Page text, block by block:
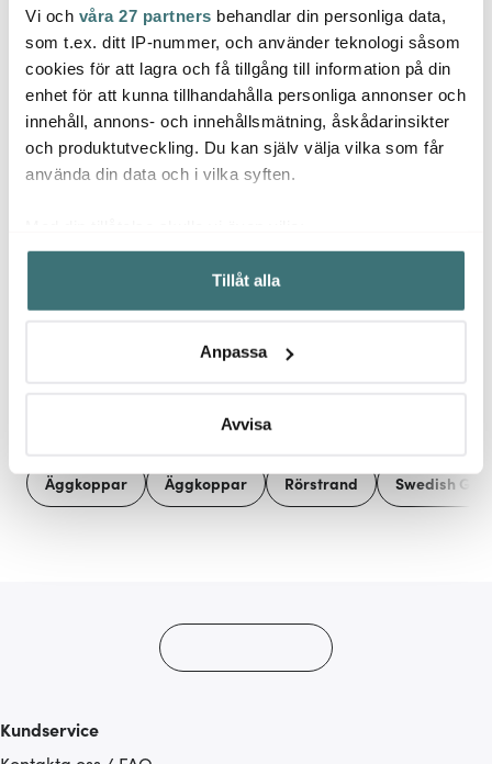
Vi och våra 27 partners behandlar din personliga data,
som t.ex. ditt IP-nummer, och använder teknologi såsom
cookies för att lagra och få tillgång till information på din
enhet för att kunna tillhandahålla personliga annonser och
innehåll, annons- och innehållsmätning, åskådarinsikter
och produktutveckling. Du kan själv välja vilka som får
använda din data och i vilka syften.
Samla in information om din geografiska plats som
kan ha en noggrannhet på upp till flera meter
Identifiera din enhet genom att aktivt skanna den för
Ta reda på mer om hur dina personliga uppgifter
Du kan ändra eller dra tillbaka ditt samtycke när som
Vi använder cookies för att innehållet och annonserna
Tillåt alla
Anpassa
Avvisa
Anders Petter
Anders Petter Knivset 5
delar Rostfritt stål
999 kr 1799 kr
I lager
Sabor
Select smörgåsgrill
1200W svart
1099 kr
I lager
50 cl
265
Låt dig inspireras av våra kunder
Äggkoppar Äggkoppar Rörstrand Swedish
Kundservice